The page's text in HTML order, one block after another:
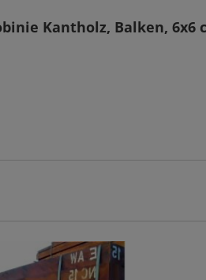
Kantholz, Balken, 6x6